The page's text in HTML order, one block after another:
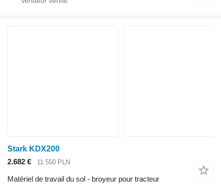
Stark KDX200
2.682 €
11.550 PLN
Matériel de travail du sol - broyeur pour tracteur